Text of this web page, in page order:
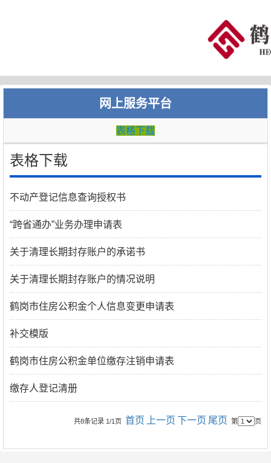
网上服务平台
表格下载
表格下载
不动产登记信息查询授权书
“跨省通办”业务办理申请表
关于清理长期封存账户的承诺书
关于清理长期封存账户的情况说明
鹤岗市住房公积金个人信息变更申请表
补交模版
鹤岗市住房公积金单位缴存注销申请表
缴存人登记清册
共8条记录 1/1页 首页 上一页 下一页 尾页 第 页